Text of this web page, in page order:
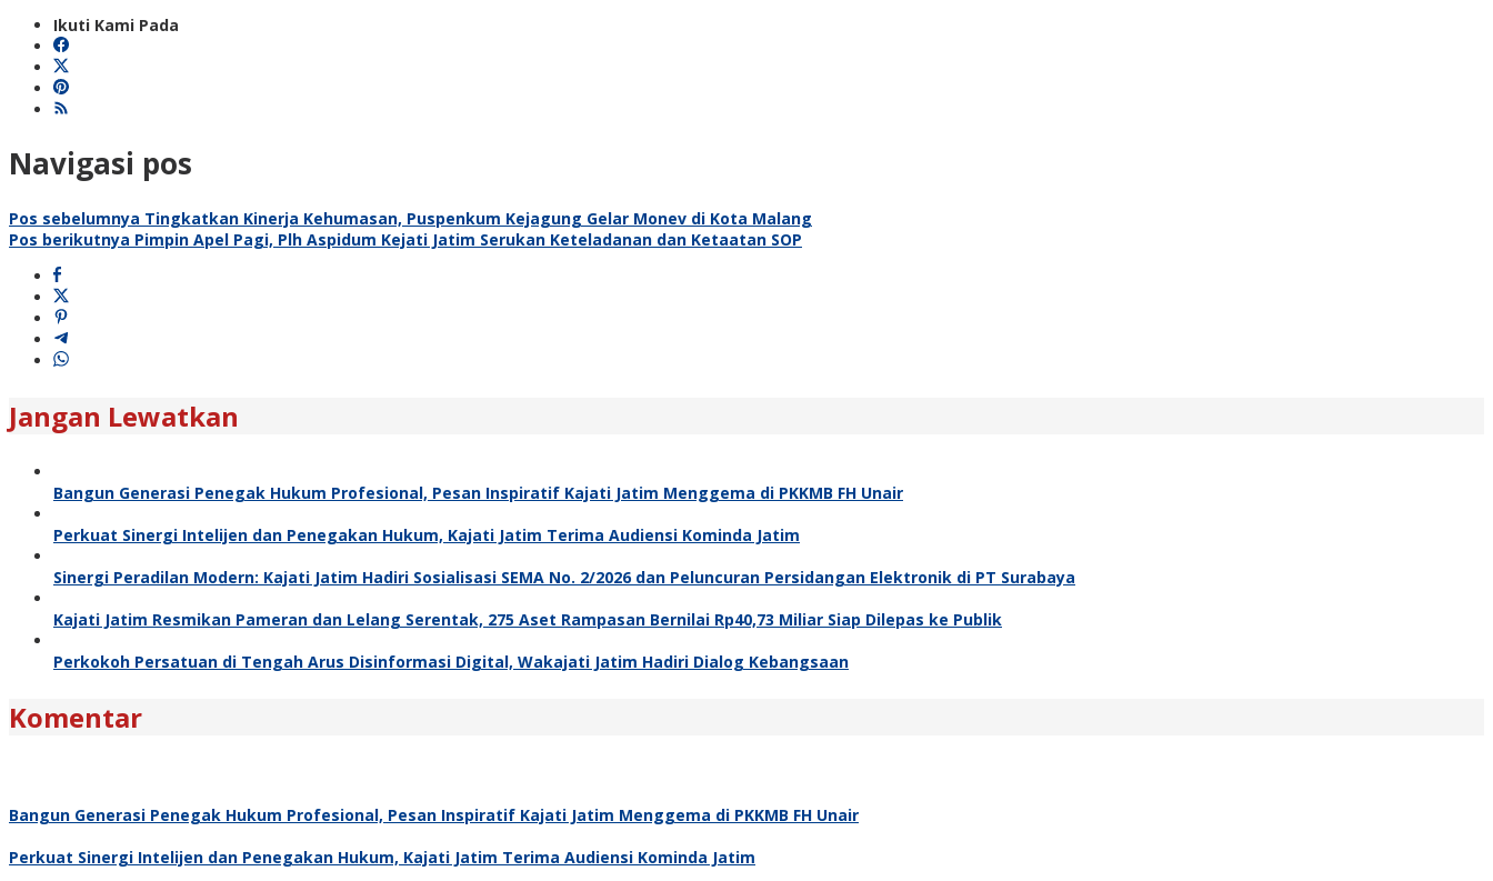
Ikuti Kami Pada
Navigasi pos
Pos sebelumnya Tingkatkan Kinerja Kehumasan, Puspenkum Kejagung Gelar Monev di Kota Malang
Pos berikutnya Pimpin Apel Pagi, Plh Aspidum Kejati Jatim Serukan Keteladanan dan Ketaatan SOP
Jangan Lewatkan
Bangun Generasi Penegak Hukum Profesional, Pesan Inspiratif Kajati Jatim Menggema di PKKMB FH Unair
Perkuat Sinergi Intelijen dan Penegakan Hukum, Kajati Jatim Terima Audiensi Kominda Jatim
Sinergi Peradilan Modern: Kajati Jatim Hadiri Sosialisasi SEMA No. 2/2026 dan Peluncuran Persidangan Elektronik di PT Surabaya
Kajati Jatim Resmikan Pameran dan Lelang Serentak, 275 Aset Rampasan Bernilai Rp40,73 Miliar Siap Dilepas ke Publik
Perkokoh Persatuan di Tengah Arus Disinformasi Digital, Wakajati Jatim Hadiri Dialog Kebangsaan
Komentar
Bangun Generasi Penegak Hukum Profesional, Pesan Inspiratif Kajati Jatim Menggema di PKKMB FH Unair
Perkuat Sinergi Intelijen dan Penegakan Hukum, Kajati Jatim Terima Audiensi Kominda Jatim